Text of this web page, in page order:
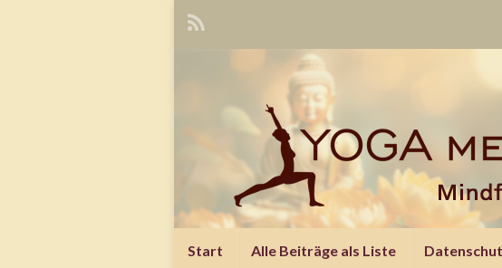
Start Alle Beiträge als Liste